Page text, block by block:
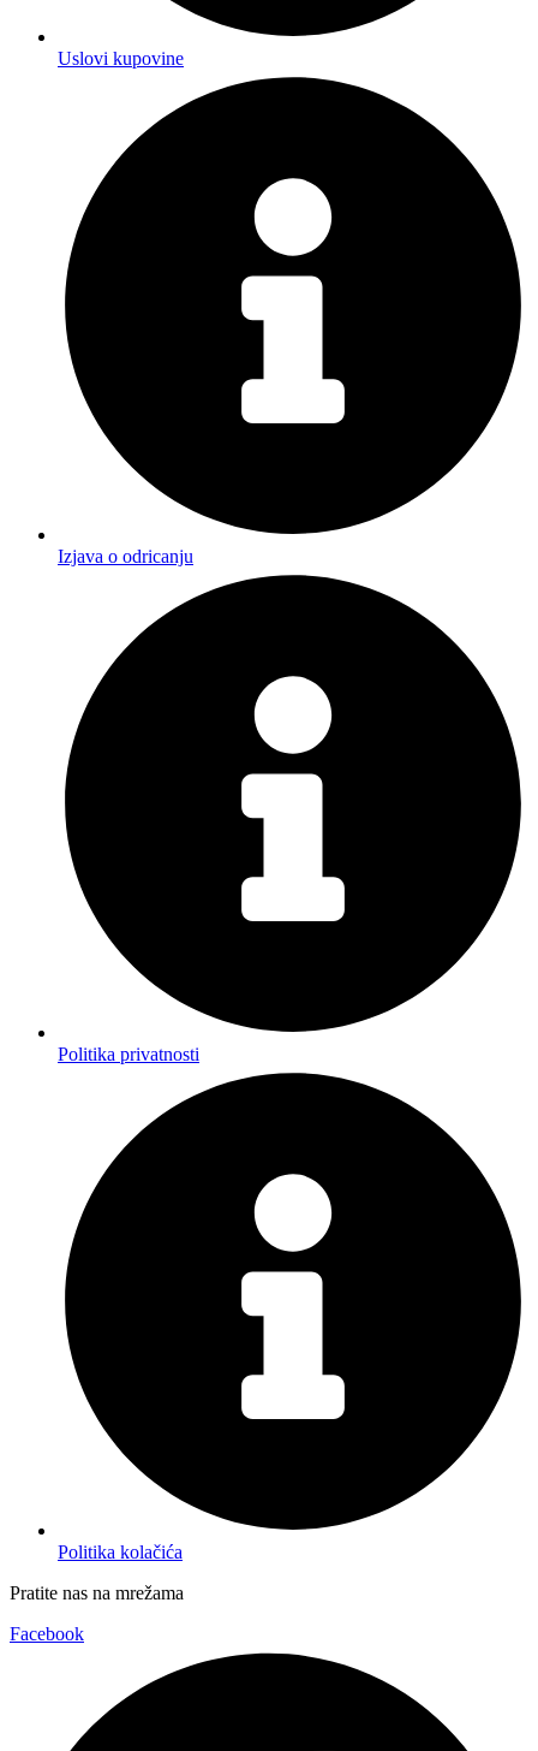
Uslovi kupovine
Izjava o odricanju
Politika privatnosti
Politika kolačića
Pratite nas na mrežama
Facebook